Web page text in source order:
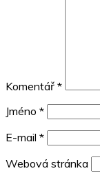
Komentář *
Jméno *
E-mail *
Webová stránka